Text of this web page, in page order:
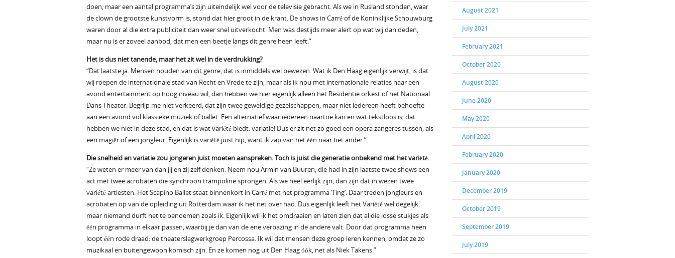
August 2021
July 2021
February 2021
October 2020
August 2020
June 2020
May 2020
April 2020
February 2020
January 2020
December 2019
October 2019
September 2019
July 2019
doen, maar een aantal programma’s zijn uiteindelijk wel voor de televisie gebracht. Als we in Rusland stonden, waar
de clown de grootste kunstvorm is, stond dat hier groot in de krant. De shows in Carré of de Koninklijke Schouwburg
waren door al die extra publiciteit dan weer snel uitverkocht. Men was destijds meer alert op wat wij dan deden,
maar nu is er zoveel aanbod, dat men een beetje langs dit genre heen leeft.”
Het is dus niet tanende, maar het zit wel in de verdrukking?
“Dat laatste ja. Mensen houden van dit genre, dat is inmiddels wel bewezen. Wat ik Den Haag eigenlijk verwijt, is dat
wij roepen de internationale stad van Recht en Vrede te zijn, maar als ik nou met internationale relaties naar een
avond entertainment op hoog niveau wil, dan hebben we hier eigenlijk alleen het Residentie orkest of het Nationaal
Dans Theater. Begrijp me niet verkeerd, dat zijn twee geweldige gezelschappen, maar niet iedereen heeft behoefte
aan een avond vol klassieke muziek of ballet. Een alternatief waar iedereen naartoe kan en wat tekstloos is, dat
hebben we niet in deze stad, en dat is wat variété biedt: variatie! Dus er zit net zo goed een opera zangeres tussen, als
een magiër of een jongleur. Eigenlijk is variété juist hip, want ik zap van het één naar het ander.”
Die snelheid en variatie zou jongeren juist moeten aanspreken. Toch is juist die generatie onbekend met het variété.
“Ze weten er meer van dan jij en zij zelf denken. Neem nou Armin van Buuren, die had in zijn laatste twee shows een
act met twee acrobaten die synchroon trampoline sprongen. Als we heel eerlijk zijn, dan zijn dat in wezen twee
variété artiesten. Het Scapino Ballet staat binnenkort in Carré met het programma ‘Ting’. Daar treden jongleurs en
acrobaten op van de opleiding uit Rotterdam waar ik het net over had. Dus eigenlijk leeft het Variété wel degelijk,
maar niemand durft het te benoemen zoals ik. Eigenlijk wil ik het omdraaien en laten zien dat al die losse stukjes als
één programma in elkaar passen, waarbij je dan van de ene verbazing in de andere valt. Door dat programma heen
loopt één rode draad: de theaterslagwerkgroep Percossa. Ik wil dat mensen deze groep leren kennen, omdat ze zo
muzikaal en buitengewoon komisch zijn. En ze komen nog uit Den Haag óók, net als Niek Takens.”